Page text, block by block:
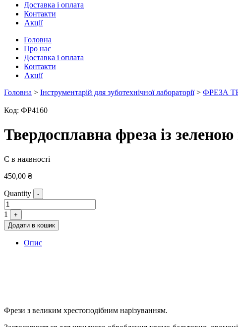
Доставка і оплата
Контакти
Акції
Головна
Про нас
Доставка і оплата
Контакти
Акції
Головна > Інструментарій для зуботехнічної лабораторії> ФРЕЗА
Код: ФР4160
Твердосплавна фреза із
Є в наявності
450,00 ₴
Quantity -
1
+
Додати в кошик
Опис
Фрези з великим хрестоподібним нарізуванням.